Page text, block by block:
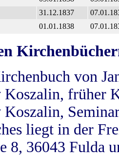
31.12.1837
01.01.1838
von
Koszalin, früher
Koszalin,
liegt in der
8, 36043 Fulda